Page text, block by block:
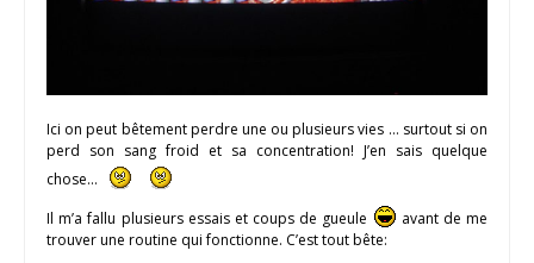
Ici on peut bêtement perdre une ou plusieurs vies … surtout si on
perd son sang froid et sa concentration! J’en sais quelque
chose…
Il m’a fallu plusieurs essais et coups de gueule
avant de me
trouver une routine qui fonctionne. C’est tout bête: